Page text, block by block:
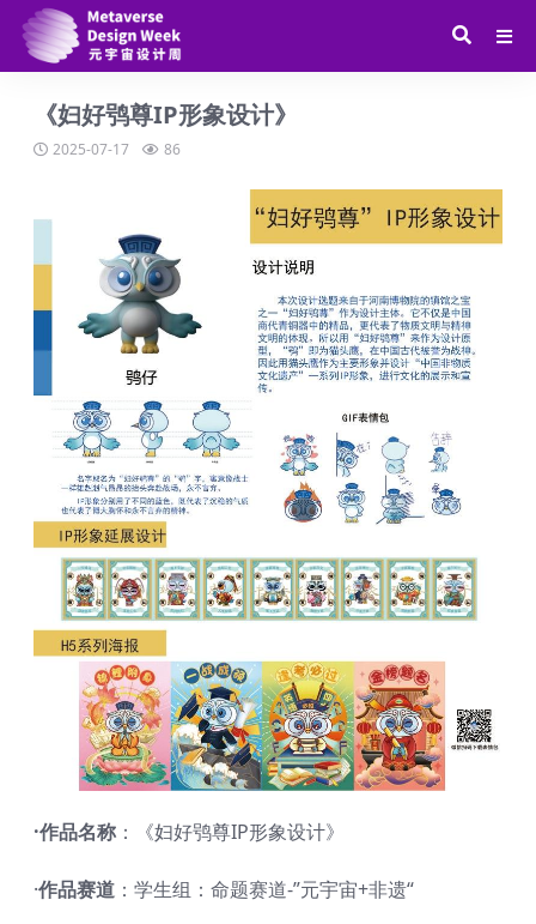
《妇好鸮尊IP形象设计》
2025-07-17 86
·作品名称 ：《妇好鸮尊IP形象设计》
·作品赛道 ：学生组：命题赛道-”元宇宙+非遗“